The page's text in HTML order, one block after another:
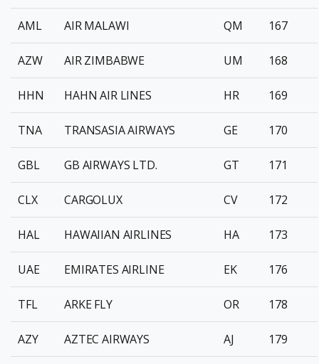
AML AIR MALAWI QM 167
AZW AIR ZIMBABWE UM 168
HHN HAHN AIR LINES HR 169
TNA TRANSASIA AIRWAYS GE 170
GBL GB AIRWAYS LTD. GT 171
CLX CARGOLUX CV 172
HAL HAWAIIAN AIRLINES HA 173
UAE EMIRATES AIRLINE EK 176
TFL ARKE FLY OR 178
AZY AZTEC AIRWAYS AJ 179